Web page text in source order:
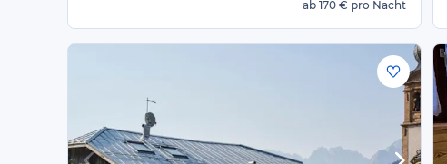
ab 170 € pro Nacht